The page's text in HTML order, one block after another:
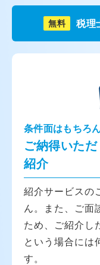
無料 税理
条件面はもちろ
ご納得いた
紹介
紹介サービスの
ん。また、ご面
ため、ご紹介し
という場合には
す。